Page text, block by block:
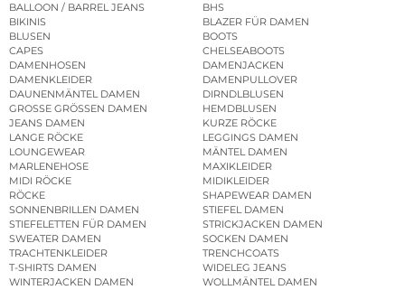
BALLOON / BARREL JEANS
BHS
BIKINIS
BLAZER FÜR DAMEN
BLUSEN
BOOTS
CAPES
CHELSEABOOTS
DAMENHOSEN
DAMENJACKEN
DAMENKLEIDER
DAMENPULLOVER
DAUNENMÄNTEL DAMEN
DIRNDLBLUSEN
GROSSE GRÖSSEN DAMEN
HEMDBLUSEN
JEANS DAMEN
KURZE RÖCKE
LANGE RÖCKE
LEGGINGS DAMEN
LOUNGEWEAR
MÄNTEL DAMEN
MARLENEHOSE
MAXIKLEIDER
MIDI RÖCKE
MIDIKLEIDER
RÖCKE
SHAPEWEAR DAMEN
SONNENBRILLEN DAMEN
STIEFEL DAMEN
STIEFELETTEN FÜR DAMEN
STRICKJACKEN DAMEN
SWEATER DAMEN
SOCKEN DAMEN
TRACHTENKLEIDER
TRENCHCOATS
T-SHIRTS DAMEN
WIDELEG JEANS
WINTERJACKEN DAMEN
WOLLMÄNTEL DAMEN